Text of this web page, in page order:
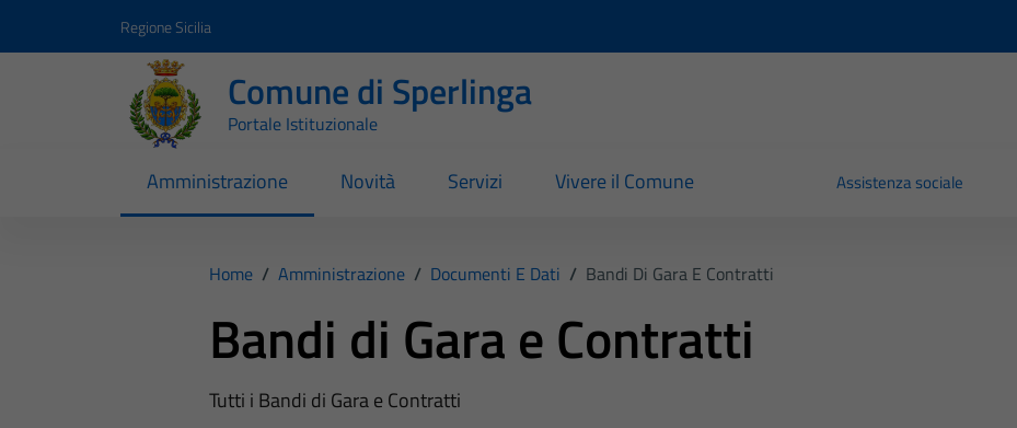
Regione Sicilia
Comune di Sperlinga
Portale Istituzionale
Amministrazione Novità Servizi Vivere il Comune Assistenza sociale
Home / Amministrazione / Documenti E Dati / Bandi Di Gara E Contratti
Bandi di Gara e Contratti
Tutti i Bandi di Gara e Contratti